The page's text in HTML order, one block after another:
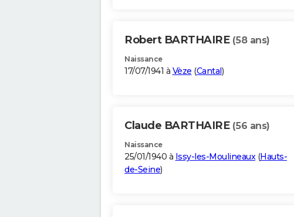
Robert BARTHAIRE (58 ans)
Naissance
17/07/1941 à Vèze (Cantal)
Claude BARTHAIRE (56 ans)
Naissance
25/01/1940 à Issy-les-Moulineaux(Hauts-
de-Seine)